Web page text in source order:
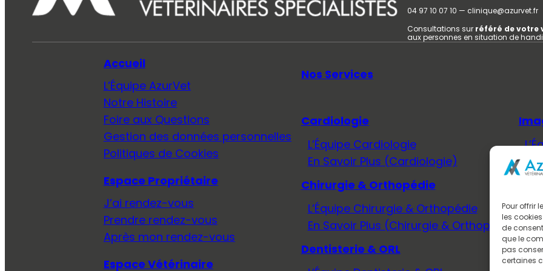
Pour offrir
les
de
que le
pas
certaines
04 97 10 07 10 — clinique@azurvet.fr
Consultations sur référé de
aux personnes en situation de
Accueil
L’Équipe AzurVet
Notre Histoire
Foire aux Questions
Gestion des données personnelles
Politiques de Cookies
Espace Propriétaire
J’ai rendez-vous
Prendre rendez-vous
Après mon rendez-vous
Espace Vétérinaire
Nos Services
Cardiologie
L’Équipe Cardiologie
En Savoir Plus (Cardiologie)
Chirurgie & Orthopédie
L’Équipe Chirurgie & Orthopédie
En Savoir Plus (Chirurgie & Orthopédie)
Dentisterie & ORL
En